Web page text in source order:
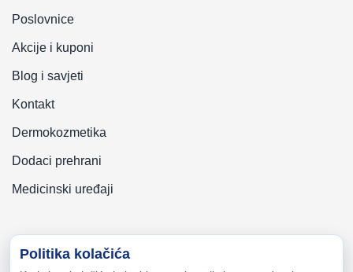
Poslovnice
Akcije i kuponi
Blog i savjeti
Kontakt
Dermokozmetika
Dodaci prehrani
Medicinski uređaji
Politika kolačića